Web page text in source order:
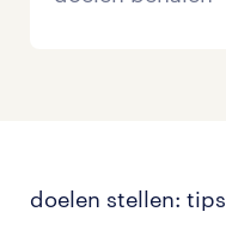
doelen stellen: